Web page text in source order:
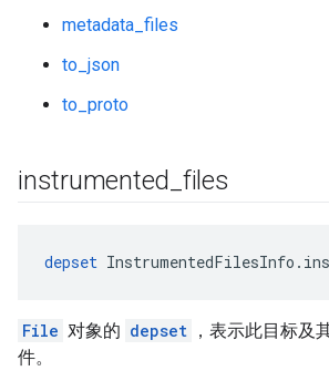
metadata_files
to_json
to_proto
instrumented files
depset
File 对象的 depset ，表示此目标及
件。